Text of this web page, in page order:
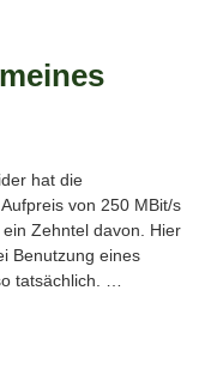
hat die
von 250 MBit/s
Zehntel davon. Hier
Benutzung eines
tatsächlich.